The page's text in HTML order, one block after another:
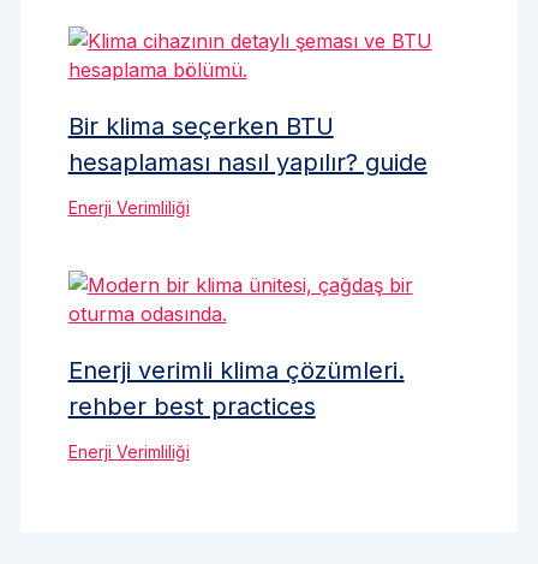
Bir klima seçerken BTU
hesaplaması nasıl yapılır? guide
Enerji Verimliliği
Enerji verimli klima çözümleri.
rehber best practices
Enerji Verimliliği